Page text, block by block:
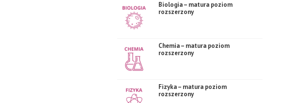
Biologia – matura poziom
rozszerzony
Chemia – matura poziom
rozszerzony
Fizyka – matura poziom
rozszerzony